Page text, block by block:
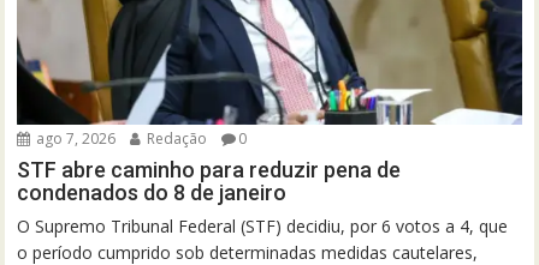
ago 7, 2026 Redação 0
STF abre caminho para reduzir pena de
condenados do 8 de janeiro
O Supremo Tribunal Federal (STF) decidiu, por 6 votos a 4, que
o período cumprido sob determinadas medidas cautelares,